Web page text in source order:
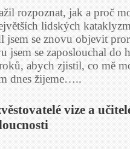
rozpoznat, jak a proč
lidských
jsem se znovu objevit
se zaposlouchal do
abych zjistil, co mě
dnes žijeme…..
vize a